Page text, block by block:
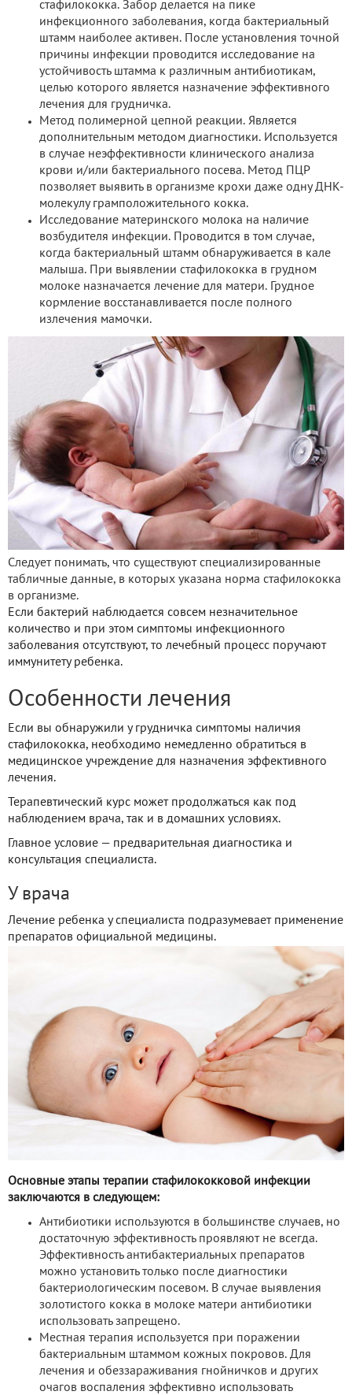
стафилококка. Забор делается на пике
инфекционного заболевания, когда бактериальный
штамм наиболее активен. После установления точной
причины инфекции проводится исследование на
устойчивость штамма к различным антибиотикам,
целью которого является назначение эффективного
лечения для грудничка.
Метод полимерной цепной реакции. Является
дополнительным методом диагностики. Используется
в случае неэффективности клинического анализа
крови и/или бактериального посева. Метод ПЦР
позволяет выявить в организме крохи даже одну ДНК-
молекулу грамположительного кокка.
Исследование материнского молока на наличие
возбудителя инфекции. Проводится в том случае,
когда бактериальный штамм обнаруживается в кале
малыша. При выявлении стафилококка в грудном
молоке назначается лечение для матери. Грудное
кормление восстанавливается после полного
излечения мамочки.
Следует понимать, что существуют специализированные
табличные данные, в которых указана норма стафилококка
в организме.
Если бактерий наблюдается совсем незначительное
количество и при этом симптомы инфекционного
заболевания отсутствуют, то лечебный процесс поручают
иммунитету ребенка.
Особенности лечения
Если вы обнаружили у грудничка симптомы наличия
стафилококка, необходимо немедленно обратиться в
медицинское учреждение для назначения эффективного
лечения.
Терапевтический курс может продолжаться как под
наблюдением врача, так и в домашних условиях.
Главное условие — предварительная диагностика и
консультация специалиста.
У врача
Лечение ребенка у специалиста подразумевает применение
препаратов официальной медицины.
Основные этапы терапии стафилококковой инфекции
заключаются в следующем:
Антибиотики используются в большинстве случаев, но
достаточную эффективность проявляют не всегда.
Эффективность антибактериальных препаратов
можно установить только после диагностики
бактериологическим посевом. В случае выявления
золотистого кокка в молоке матери антибиотики
использовать запрещено.
Местная терапия используется при поражении
бактериальным штаммом кожных покровов. Для
лечения и обеззараживания гнойничков и других
очагов воспаления эффективно использовать